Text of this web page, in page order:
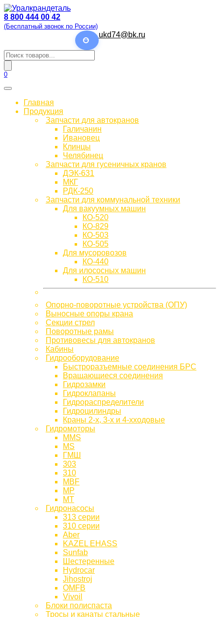
Перейти
к
содержанию
8 800 444 00 42
(Бесплатный звонок по России)
ukd74@bk.ru
Поиск
товаров
0
Главная
Продукция
Запчасти для автокранов
Галичанин
Ивановец
Клинцы
Челябинец
Запчасти для гусеничных кранов
ДЭК-631
МКГ
РДК-250
Запчасти для коммунальной техники
Для вакуумных машин
КО-520
КО-829
КО-503
КО-505
Для мусоровозов
КО-440
Для илососных машин
КО-510
Опорно-поворотные устройства (ОПУ)
Выносные опоры крана
Секции стрел
Поворотные рамы
Противовесы для автокранов
Кабины
Гидрооборудование
Быстроразъемные соединения БРС
Вращающиеся соединения
Гидрозамки
Гидроклапаны
Гидрораспределители
Гидроцилиндры
Краны 2-х, 3-х и 4-хходовые
Гидромоторы
MMS
MS
ГМШ
303
310
MBF
МР
МТ
Гидронасосы
313 серии
310 серии
Aber
KAZEL EHASS
Sunfab
Шестеренные
Hydrocar
Jihostroj
OMFB
Vivoil
Блоки полиспаста
Тросы и канаты стальные